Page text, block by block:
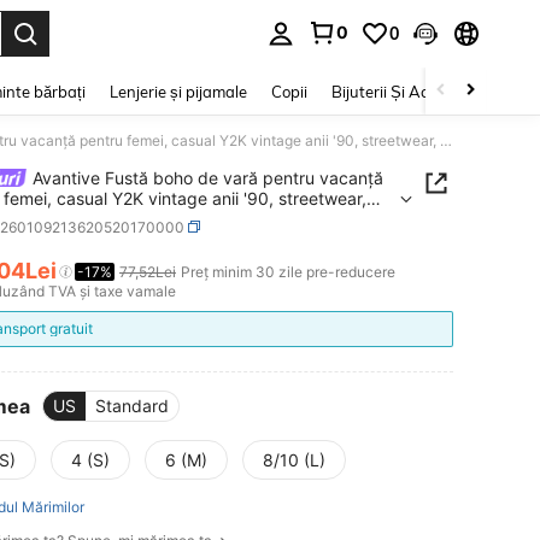
0 0
bărbați Lenjerie și pijamale Copii Bijuterii Și Accesorii
Avantive Fustă boho de vară pentru vacanță pentru femei, casual Y2K vintage anii '90, streetwear, elegantă, pentru plajă, golf, acoperire, absolvire, festival și petrecere
Avantive Fustă boho de vară pentru vacanță
casual Y2K vintage anii '90, streetwear,
pentru plajă, golf, acoperire, absolvire, festival
AND AVAILABILITY
-17% 77,52Lei Preț minim 30 zile pre-reducere
TVA și taxe vamale
gratuit
US Standard
4 (S) 6 (M) 8/10 (L)
Mărimilor